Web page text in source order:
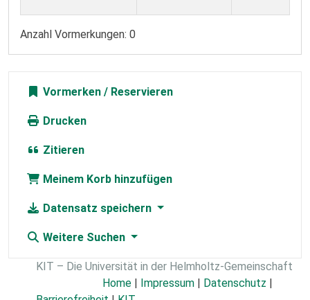
Anzahl Vormerkungen: 0
Vormerken
Drucken
Zitieren
Meinem Korb hinzufügen
Datensatz speichern
Weitere Suchen
KIT – Die Universität in der Helmholtz-Gemeinschaft
Home
Impressum Datenschutz